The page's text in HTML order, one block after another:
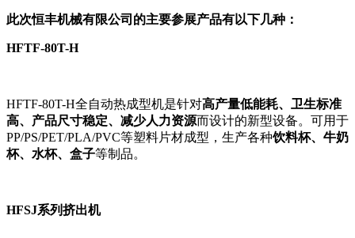
此次恒丰机械有限公司的主要参展产品有以下几种：
HFTF-80T-H
HFTF-80T-H全自动热成型机是针对高产量低能耗、卫生标准
高、产品尺寸稳定、减少人力资源而设计的新型设备。可用于
PP/PS/PET/PLA/PVC等塑料片材成型，生产各种饮料杯、牛奶
杯、水杯、盒子等制品。
HFSJ系列挤出机